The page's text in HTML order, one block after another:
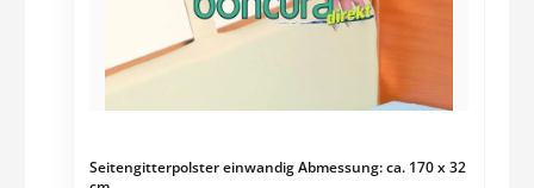
Seitengitterpolster einwandig Abmessung: ca. 170 x 32